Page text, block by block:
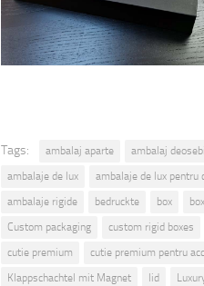
Tags: ambalaj aparte ambalaj
ambalaje de lux
ambalaje de lux pentru
ambalaje rigide
bedruckte box
Custom packaging
custom rigid boxes
cutie premium
cutie premium pentru
Klappschachtel mit Magnet
lid